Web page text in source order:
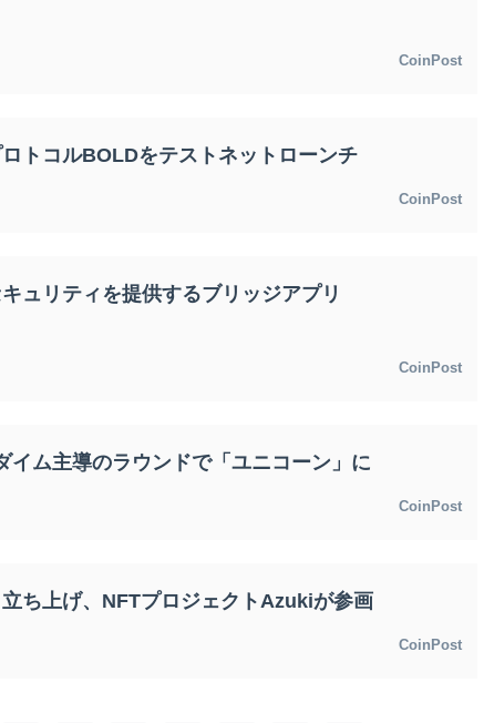
CoinPost
トコルBOLDをテストネットローンチ
CoinPost
ュリティを提供するブリッジアプリ
CoinPost
ム主導のラウンドで「ユニコーン」に
CoinPost
ち上げ、NFTプロジェクトAzukiが参画
CoinPost